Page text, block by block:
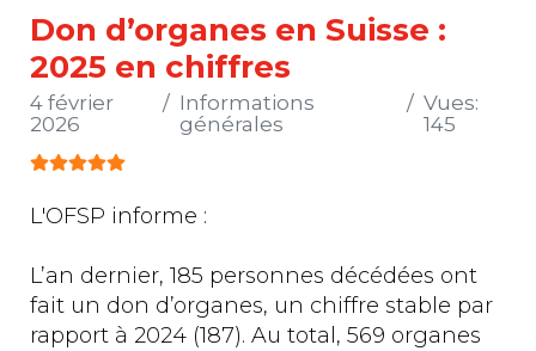
Don d’organes en Suisse :
2025 en chiffres
Informations
générales
4 février
2026
Vues:
145
Vote utilisateur:
L'OFSP informe :
L’an dernier, 185 personnes décédées ont
fait un don d’organes, un chiffre stable par
rapport à 2024 (187). Au total, 569 organes